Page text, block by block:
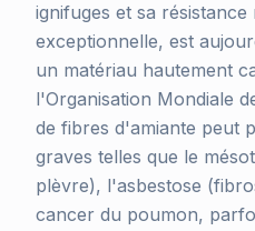
ignifuges et sa résistance
exceptionnelle, est
un matériau hautement
l'Organisation Mondiale
de fibres d'amiante peut
graves telles que le
plèvre), l'asbestose
cancer du poumon,